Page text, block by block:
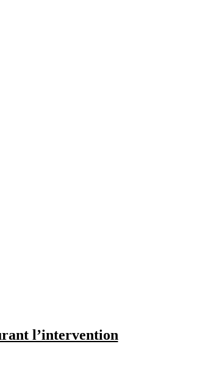
l’intervention